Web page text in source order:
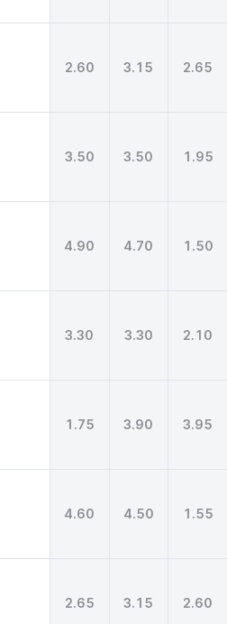
2.60 3.15 2.65
3.50 3.50 1.95
4.90 4.70 1.50
3.30 3.30 2.10
1.75 3.90 3.95
4.60 4.50 1.55
2.65 3.15 2.60